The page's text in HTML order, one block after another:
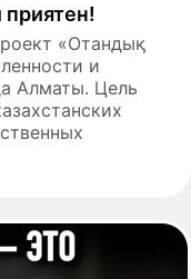
«Отандық
и
Алматы. Цель